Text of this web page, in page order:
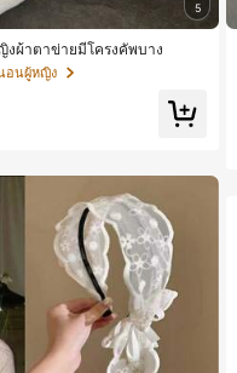
5
งผ้าตาข่ายมีโครงคัพบาง
อนผู้หญิง